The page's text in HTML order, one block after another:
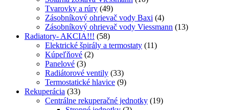
Tvarovky a rúry (49)
Zásobníkový ohrievač vody Baxi (4)
Zásobníkový ohrievač vody Viessmann (13)
Radiatory- AKCIA!!! (58)
Elektrické špirály a termostaty (11)
Kúpeľňové (2)
Panelové (3)
Radiátorové ventily (33)
Termostatické hlavice (9)
Rekuperácia (33)
Centrálne rekuperačné jednotky (19)